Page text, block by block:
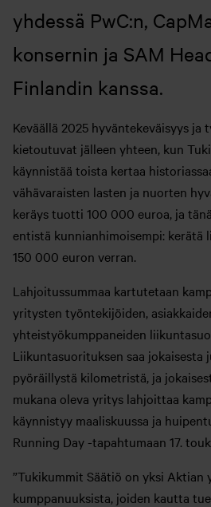
yhdessä PwC:n,
konsernin ja SAM
Finlandin kanssa.
Keväällä 2025 hyväntekeväisyys ja
kietoutuvat jälleen yhteen, kun
käynnistää toista kertaa
vähävaraisten lasten ja nuorten
keräys tuotti 100 000 euroa, ja
entistä kunnianhimoisempi: kerätä
150 000 euron verran.
Lahjoitussummaa kartutetaan
yritysten työntekijöiden,
yhteistyökumppaneiden
Liikuntasuorituksen saa jokaisesta
pyöräillystä kilometristä, ja
mukana oleva yritys lahjoittaa
käynnistyy maaliskuussa ja
Running Day -tapahtumaan 17.
”Tukikummit Säätiö on yksi Aktian
kumppanuuksista, joiden kautta